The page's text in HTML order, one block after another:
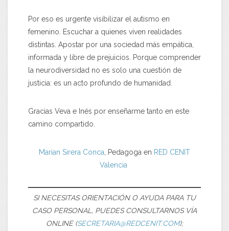
Por eso es urgente visibilizar el autismo en
femenino. Escuchar a quienes viven realidades
distintas. Apostar por una sociedad más empática,
informada y libre de prejuicios. Porque comprender
la neurodiversidad no es solo una cuestión de
justicia: es un acto profundo de humanidad.
Gracias Veva e Inés por enseñarme tanto en este
camino compartido.
Marian Sirera Conca , Pedagoga en RED CENIT
Valencia
SI NECESITAS ORIENTACIÓN O AYUDA PARA TU
CASO PERSONAL, PUEDES CONSULTARNOS VÍA
ONLINE (SECRETARIA@REDCENIT.COM);